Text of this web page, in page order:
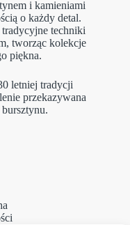
i kamieniami
o każdy detal.
tradycyjne techniki
tworząc kolekcje
piękna.
letniej tradycji
przekazywana